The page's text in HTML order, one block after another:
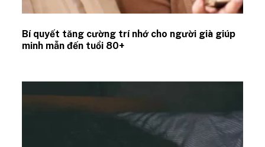
Bí quyết tăng cường trí nhớ cho người già giúp
minh mẫn đến tuổi 80+